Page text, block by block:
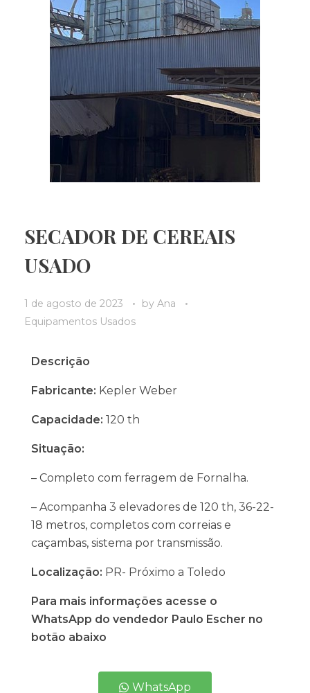
SECADOR DE CEREAIS
USADO
1 de agosto de 2023 by Ana
Equipamentos Usados
Descrição
Fabricante: Kepler Weber
Capacidade: 120 th
Situação:
– Completo com ferragem de Fornalha.
– Acompanha 3 elevadores de 120 th, 36-22-
18 metros, completos com correias e
caçambas, sistema por transmissão.
Localização: PR- Próximo a Toledo
Para mais informações acesse o
WhatsApp do vendedor Paulo Escher no
botão abaixo
WhatsApp